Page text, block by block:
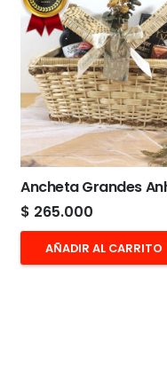
Ancheta Grandes
$ 265.000
AÑADIR AL CARRITO